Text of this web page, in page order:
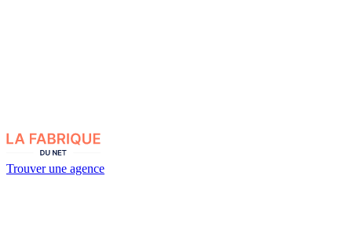
Trouver une agence